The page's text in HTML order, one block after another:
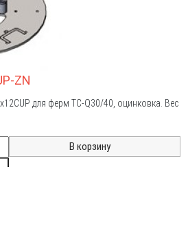
ZN
для ферм TC-Q30/40, оцинковка. Вес